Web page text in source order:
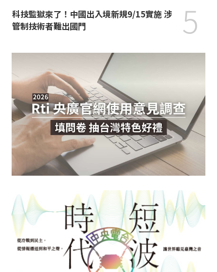
科技監獄來了！中國出入境新規9/15實施 涉
管制技術者難出國門
5